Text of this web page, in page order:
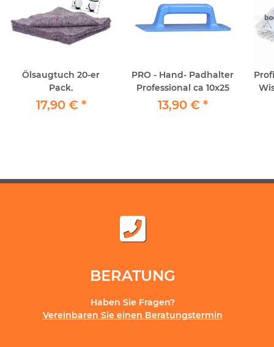
Ölsaugtuch 20-er
Pack.
17,90 € *
PRO - Hand- Padhalter
Professional ca 10x25
13,90 € *
BERATUNG
Haben Sie Fragen?
Vereinbaren Sie einen Beratungstermin